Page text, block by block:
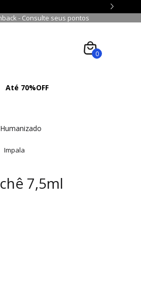
- Consulte seus pontos
0
Até 70%OFF
Impala
7,5ml